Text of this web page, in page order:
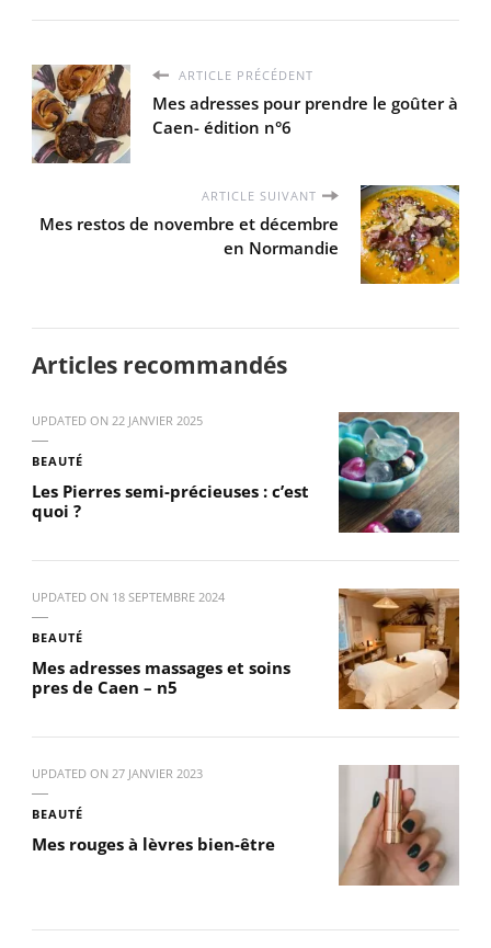
ARTICLE PRÉCÉDENT
Mes adresses pour prendre le goûter à
Caen- édition n°6
ARTICLE SUIVANT
Mes restos de novembre et décembre
en Normandie
Articles recommandés
UPDATED ON 22 JANVIER 2025
BEAUTÉ
Les Pierres semi-précieuses : c’est
quoi ?
UPDATED ON 18 SEPTEMBRE 2024
BEAUTÉ
Mes adresses massages et soins
pres de Caen – n5
UPDATED ON 27 JANVIER 2023
BEAUTÉ
Mes rouges à lèvres bien-être